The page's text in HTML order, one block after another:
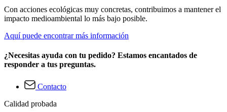
Con acciones ecológicas muy concretas, contribuimos a mantener el
impacto medioambiental lo más bajo posible.
Aquí puede encontrar más información
¿Necesitas ayuda con tu pedido? Estamos encantados de
responder a tus preguntas.
Contacto
Calidad probada